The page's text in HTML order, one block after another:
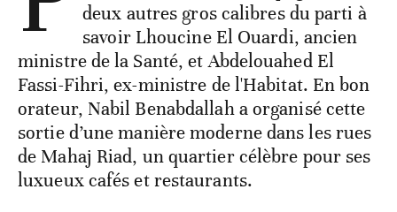
deux autres gros calibres du parti à
savoir Lhoucine El Ouardi, ancien
ministre de la Santé, et Abdelouahed El
Fassi-Fihri, ex-ministre de l'Habitat. En bon
orateur, Nabil Benabdallah a organisé cette
sortie d’une manière moderne dans les rues
de Mahaj Riad, un quartier célèbre pour ses
luxueux cafés et restaurants.